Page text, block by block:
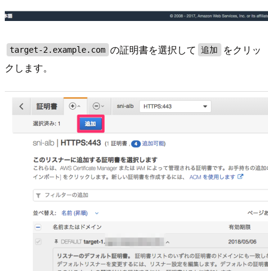
target-2.example.com の証明書を選択して 追加
をクリッ
クします。